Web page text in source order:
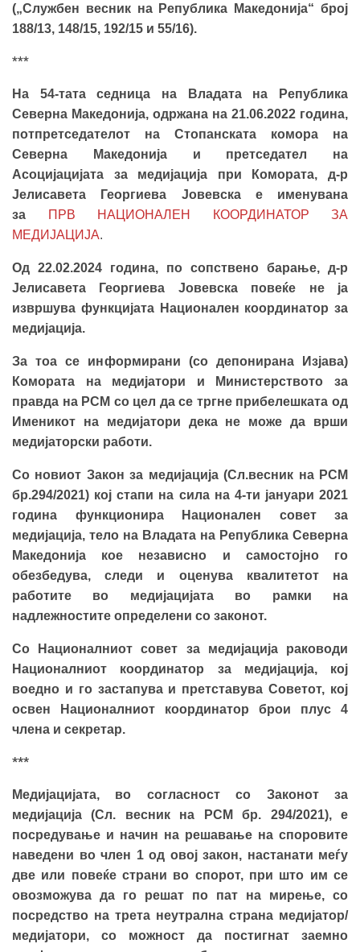
(„Службен весник на Република Македонија“ број
188/13, 148/15, 192/15 и 55/16).
***
На 54-тата седница на Владата на Република
Северна Македонија, одржана на 21.06.2022 година,
потпретседателот на Стопанската комора на
Северна Македонија и претседател на
Асоцијацијата за медијација при Комората, д-р
Јелисавета Георгиева Јовевска е именувана
за
ПРВ НАЦИОНАЛЕН КООРДИНАТОР ЗА
МЕДИЈАЦИЈА.
Од 22.02.2024 година, по сопствено барање, д-р
Јелисавета Георгиева Јовевска повеќе не ја
извршува функцијата Национален координатор за
медијација.
За тоа се информирани (со депонирана Изјава)
Комората на медијатори и Министерството за
правда на РСМ со цел да се тргне прибелешката од
Именикот на медијатори дека не може да врши
медијаторски работи.
Со новиот Закон за медијација (Сл.весник на РСМ
бр.294/2021) кој стапи на сила на 4-ти јануари 2021
година функционира Национален совет за
медијација, тело на Владата на Република Северна
Македонија кое независно и самостојно го
обезбедува, следи и оценува квалитетот на
работите во медијацијата во рамки на
надлежностите определени со законот.
Со Националниот совет за медијација раководи
Националниот координатор за медијација, кој
воедно и го застапува и претставува Советот, кој
освен Националниот координатор брои плус 4
члена и секретар.
***
Медијацијата, во согласност со Законот за
медијација (Сл. весник на РСМ бр. 294/2021), е
посредување и начин на решавање на споровите
наведени во член 1 од овој закон, настанати меѓу
две или повеќе страни во спорот, при што им се
овозможува да го решат по пат на мирење, со
посредство на трета неутрална страна медијатор/
медијатори, со можност да постигнат заемно